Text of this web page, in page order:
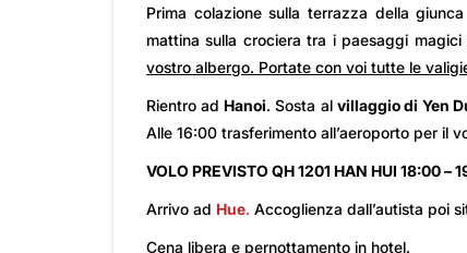
Prima colazione sulla terrazza della
mattina sulla crociera tra i paesaggi
vostro albergo. Portate con voi tutte le
Rientro ad Hanoi. Sosta al villaggio di Yen
Alle 16:00 trasferimento all’aeroporto per il
VOLO PREVISTO QH 1201 HAN HUI 18:00 –
Arrivo ad Hue. Accoglienza dall’autista poi
Cena libera e pernottamento in hotel.